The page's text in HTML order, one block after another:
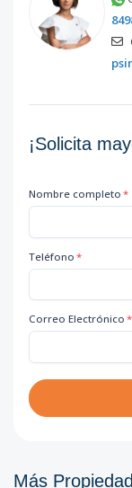
¡Solicita
Nombre completo *
Teléfono *
Correo Electrónico *
Más